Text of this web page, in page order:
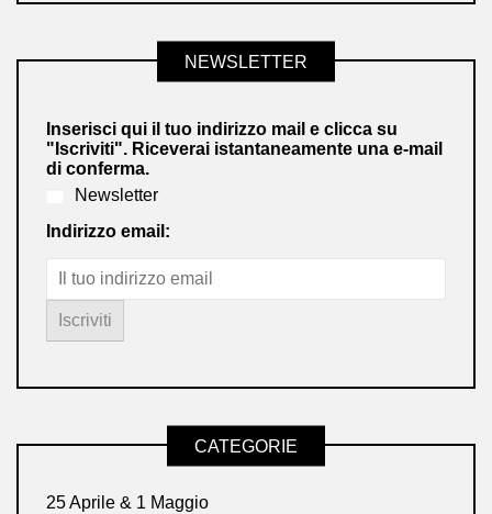
NEWSLETTER
Inserisci qui il tuo indirizzo mail e clicca su
"Iscriviti". Riceverai istantaneamente una e-mail
di conferma.
Newsletter
Indirizzo email:
CATEGORIE
25 Aprile & 1 Maggio